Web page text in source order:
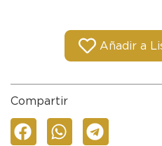
Añadir a
Compartir